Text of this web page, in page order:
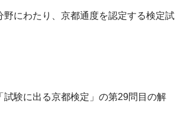
野にわたり、京都通度を認定する検定試
試験に出る京都検定」の第29問目の解